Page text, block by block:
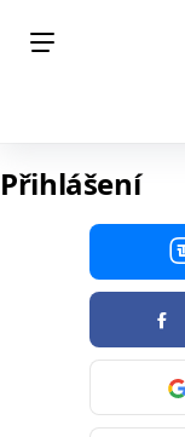
Přihlášení